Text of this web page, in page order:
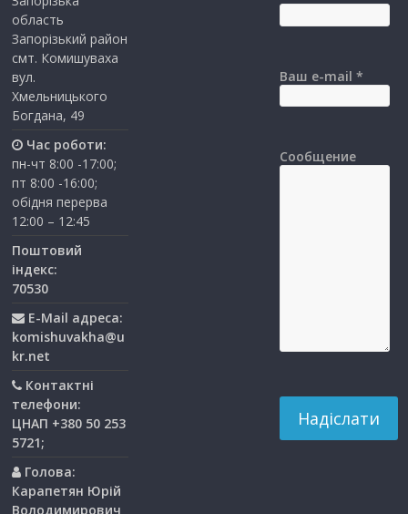
область
Запорізький район
смт. Комишуваха
вул.
Хмельницького
Богдана, 49
Час роботи:
пн-чт 8:00 -17:00;
пт 8:00 -16:00;
обідня перерва
12:00 – 12:45
Поштовий
індекс:
70530
E-Mail адреса:
komishuvakha@u
kr.net
Контактні
телефони:
ЦНАП +380 50 253
5721;
Голова:
Карапетян Юрій
Володимирович
Ваш e-mail *
Сообщение